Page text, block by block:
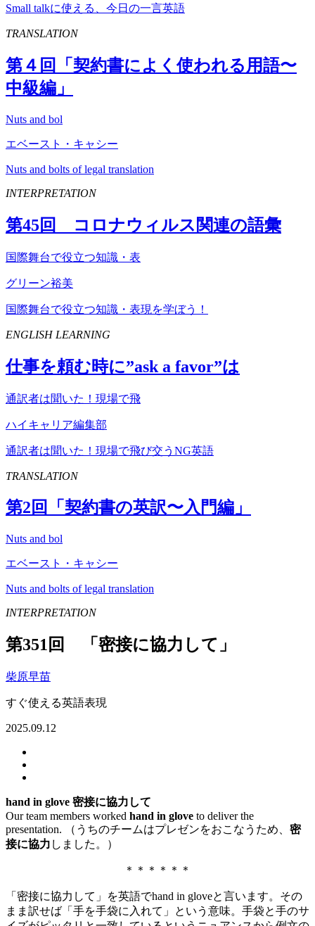
Small talkに使える、今日の一言英語
TRANSLATION
第４回「契約書によく使われる用語〜
中級編」
Nuts and bol
エベースト・キャシー
Nuts and bolts of legal translation
INTERPRETATION
第45回 コロナウィルス関連の語彙
国際舞台で役立つ知識・表
グリーン裕美
国際舞台で役立つ知識・表現を学ぼう！
ENGLISH LEARNING
仕事を頼む時に”ask a favor”は
通訳者は聞いた！現場で飛
ハイキャリア編集部
通訳者は聞いた！現場で飛び交うNG英語
TRANSLATION
第2回「契約書の英訳〜入門編」
Nuts and bol
エベースト・キャシー
Nuts and bolts of legal translation
INTERPRETATION
第351回 「密接に協力して」
柴原早苗
すぐ使える英語表現
2025.09.12
hand in glove 密接に協力して
Our team members worked hand in glove to deliver the
presentation. （うちのチームはプレゼンをおこなうため、 密
接に協力 しました。）
＊＊＊＊＊＊
「密接に協力して」を英語でhand in gloveと言います。その
まま訳せば「手を手袋に入れて」という意味。手袋と手のサ